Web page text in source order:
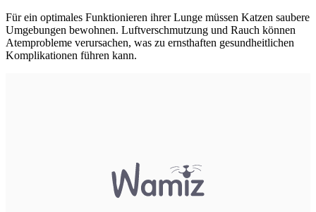
Für ein optimales Funktionieren ihrer Lunge müssen Katzen saubere
Umgebungen bewohnen. Luftverschmutzung und Rauch können
Atemprobleme verursachen, was zu ernsthaften gesundheitlichen
Komplikationen führen kann.